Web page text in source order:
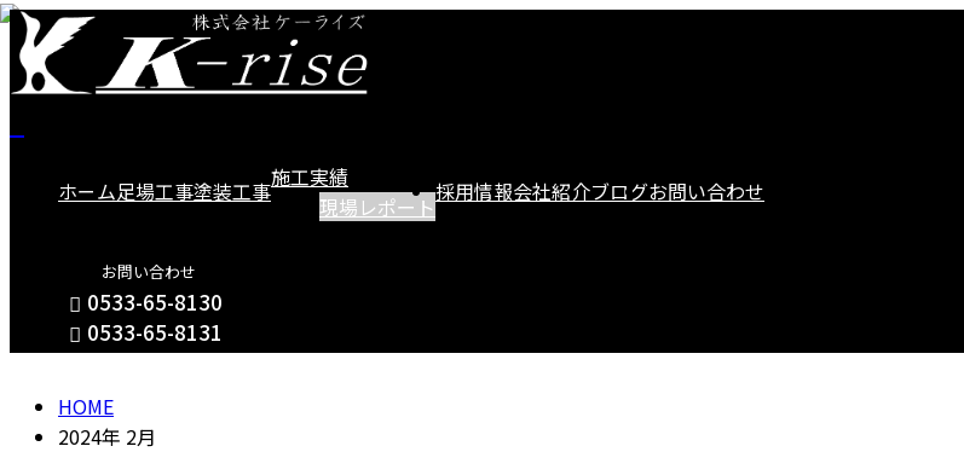
ホーム足場工事塗装工事
施工実績
現場レポート
採用情報会社紹介ブログお問い合わせ
お問い合わせ
0533-65-8130
0533-65-8131
お問い合わせ
HOME
2024年 2月